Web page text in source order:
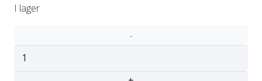
I lager
Akvarellfärg